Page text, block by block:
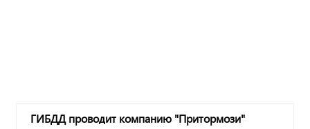
ГИБДД проводит компанию "Притормози"